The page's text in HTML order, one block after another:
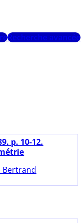
Recherche avancée
p. 10-12.
Bertrand